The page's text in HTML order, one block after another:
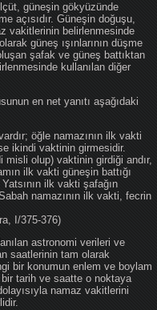
güneşin gökyüzünde
açısıdır. Güneşin doğuşu,
vakitlerinin belirlenmesinde
güneş ışınlarının düşme
şafak ve güneş battıktan
kullanılan diğer
en net yanıtı aşağıdaki
öğle namazının ilk vakti
ikindi vaktinin girmesidir.
misli olup) vaktinin girdiği andır,
ilk vakti güneşin battığı
ilk vakti şafağın
namazının ilk vakti, fecrin
I/375-376)
astronomi verileri ve
saatlerinin tam olarak
bir konumun enlem ve boylam
tarih ve saatte o noktaya
namaz vakitlerini